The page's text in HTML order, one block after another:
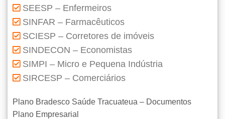
SEESP – Enfermeiros
SINFAR – Farmacêuticos
SCIESP – Corretores de imóveis
SINDECON – Economistas
SIMPI – Micro e Pequena Indústria
SIRCESP – Comerciários
Plano Bradesco Saúde Tracuateua – Documentos
Plano Empresarial